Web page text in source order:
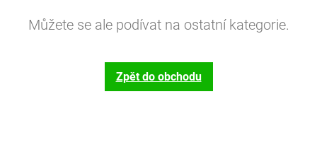
Můžete se ale podívat na ostatní kategorie.
Zpět do obchodu